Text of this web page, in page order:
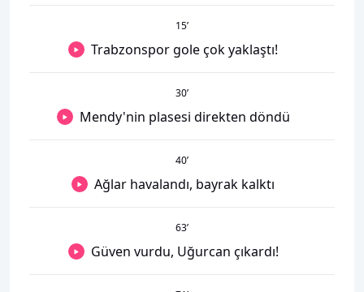
15’
Trabzonspor gole çok yaklaştı!
30’
Mendy'nin plasesi direkten döndü
40’
Ağlar havalandı, bayrak kalktı
63’
Güven vurdu, Uğurcan çıkardı!